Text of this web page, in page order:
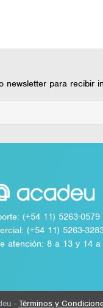
newsletter para recibir
(+54 11) 5263-0579
(+54 11) 5263-
atención: 8 a 13 y 14 a
- Términos y